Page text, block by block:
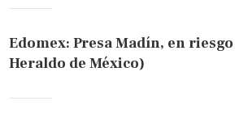
Edomex: Presa Madín, en
Heraldo de México)